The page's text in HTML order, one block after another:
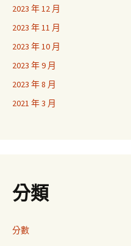
2023 年 12 月
2023 年 11 月
2023 年 10 月
2023 年 9 月
2023 年 8 月
2021 年 3 月
分類
分數